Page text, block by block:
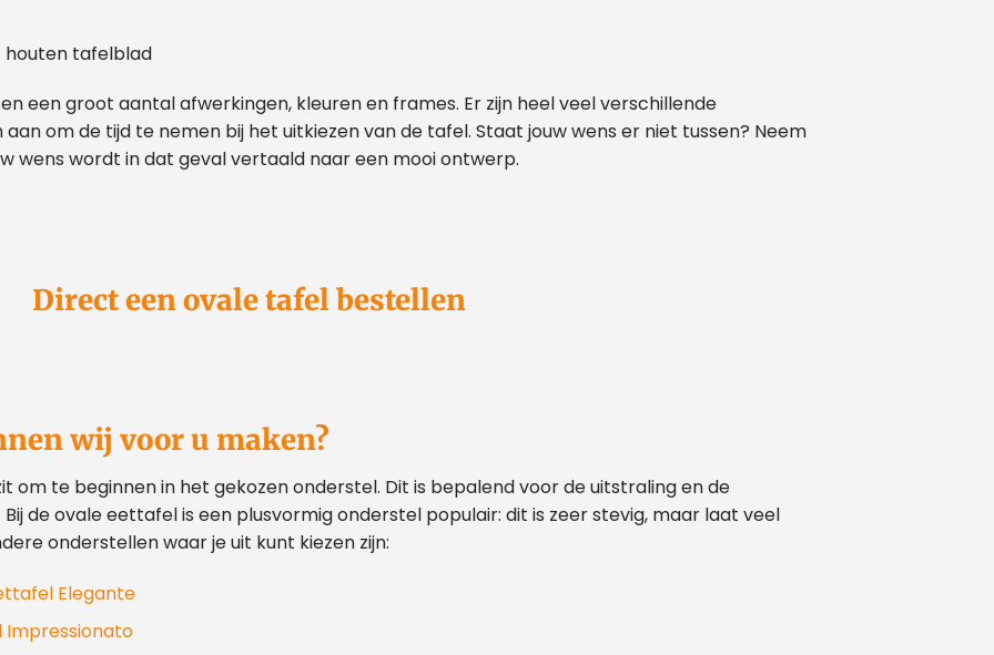
houten tafelblad
en een groot aantal afwerkingen, kleuren en frames. Er zijn heel veel verschillende
om de tijd te nemen bij het uitkiezen van de tafel. Staat jouw wens er niet tussen? Neem
wens wordt in dat geval vertaald naar een mooi ontwerp.
Direct een ovale tafel bestellen
wij voor u maken?
om te beginnen in het gekozen onderstel. Dit is bepalend voor de uitstraling en de
de ovale eettafel is een plusvormig onderstel populair: dit is zeer stevig, maar laat veel
onderstellen waar je uit kunt kiezen zijn:
Elegante